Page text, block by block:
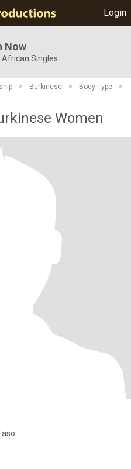
Login
Now
African Singles
> Burkinese > Body Type
>
Women